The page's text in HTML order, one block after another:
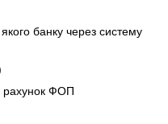
банку через систему
рахунок ФОП